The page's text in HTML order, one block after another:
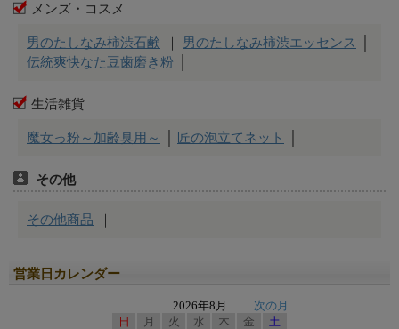
営業日カレンダー